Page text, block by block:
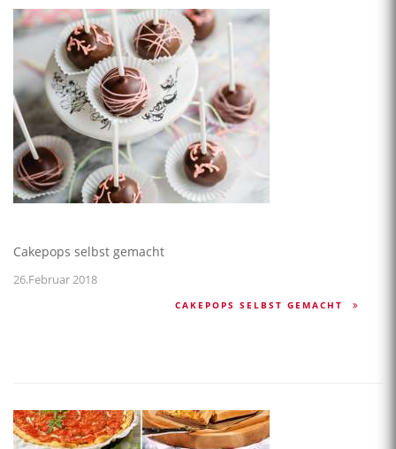
Cakepops selbst gemacht
26.Februar 2018
CAKEPOPS SELBST GEMACHT